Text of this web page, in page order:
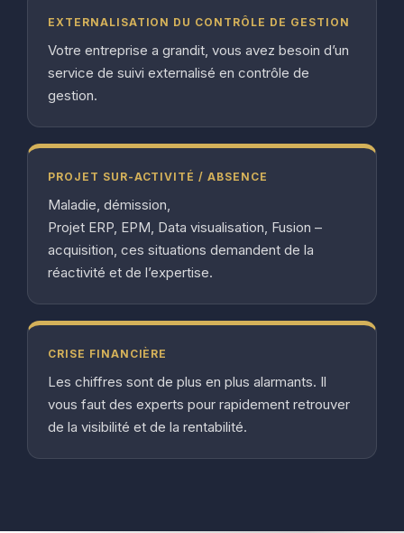
EXTERNALISATION DU CONTRÔLE DE GESTION
Votre entreprise a grandit, vous avez besoin d’un
service de suivi externalisé en contrôle de
gestion.
PROJET SUR-ACTIVITÉ / ABSENCE
Maladie, démission,
Projet ERP, EPM, Data visualisation, Fusion –
acquisition, ces situations demandent de la
réactivité et de l’expertise.
CRISE FINANCIÈRE
Les chiffres sont de plus en plus alarmants. Il
vous faut des experts pour rapidement retrouver
de la visibilité et de la rentabilité.